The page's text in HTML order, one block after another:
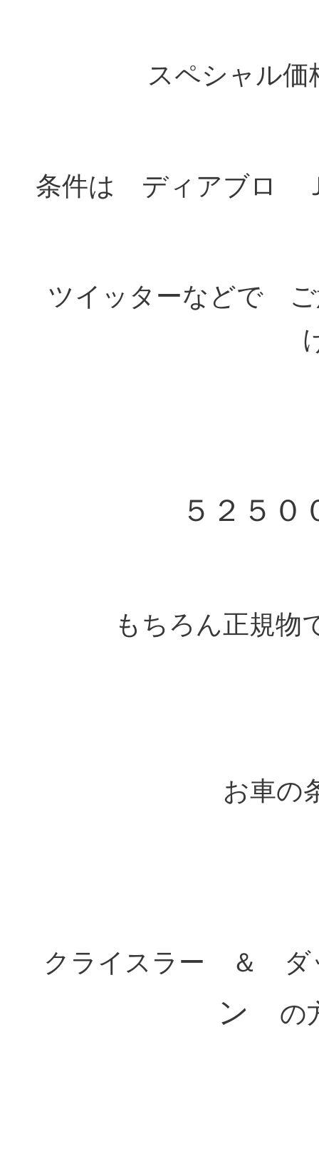
スペシャ
条件は ディアブロ
ツイッターなどで
５２５０
もちろん正規
お車の
クライスラー ＆
ン の